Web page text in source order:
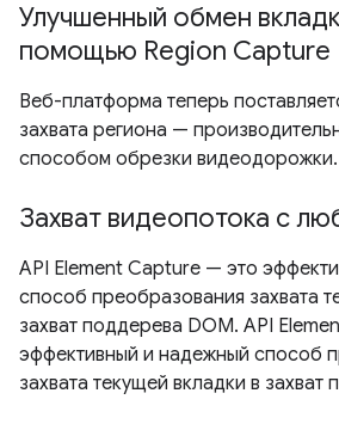
Улучшенный обмен
помощью Region Capture
Веб-платформа теперь
захвата региона —
способом обрезки видеодорожки.
Захват видеопотока с
API Element Capture — это
способ преобразования захвата
захват поддерева DOM. API
эффективный и надежный способ
захвата текущей вкладки в захват